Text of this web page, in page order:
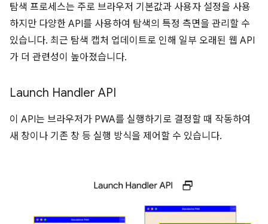
탐색 프로세스는 주로 브라우저 기본값과 사용자 설정을 사용
하지만 다양한 API를 사용하여 탐색의 특정 측면을 관리할 수
있습니다. 최근 탐색 캡처 업데이트로 인해 일부 오래된 웹 API
가 더 관련성이 높아졌습니다.
Launch Handler API
이 API는 브라우저가 PWA를 실행하기로 결정할 때 작동하여
새 창이나 기존 창 등 실행 방식을 제어할 수 있습니다.